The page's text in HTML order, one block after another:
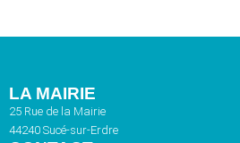
LA MAIRIE
25 Rue de la Mairie
44240 Sucé-sur-Erdre